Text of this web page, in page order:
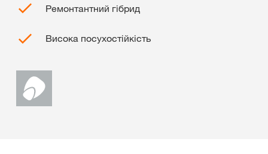
Ремонтантний гібрид
Висока посухостійкість